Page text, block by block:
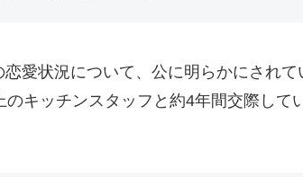
愛状況について、公に明らかにされ
のキッチンスタッフと約4年間交際し